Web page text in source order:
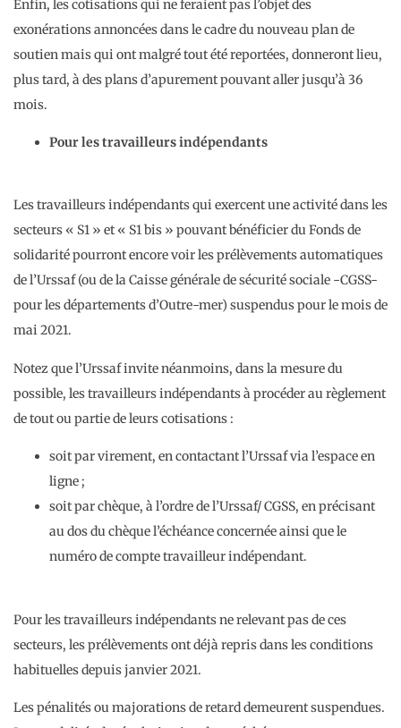
Enfin, les cotisations qui ne feraient pas l’objet des
exonérations annoncées dans le cadre du nouveau plan de
soutien mais qui ont malgré tout été reportées, donneront lieu,
plus tard, à des plans d’apurement pouvant aller jusqu’à 36
mois.
Pour les travailleurs indépendants
Les travailleurs indépendants qui exercent une activité dans les
secteurs « S1 » et « S1 bis » pouvant bénéficier du Fonds de
solidarité pourront encore voir les prélèvements automatiques
de l’Urssaf (ou de la Caisse générale de sécurité sociale -CGSS-
pour les départements d’Outre-mer) suspendus pour le mois de
mai 2021.
Notez que l’Urssaf invite néanmoins, dans la mesure du
possible, les travailleurs indépendants à procéder au règlement
de tout ou partie de leurs cotisations :
soit par virement, en contactant l’Urssaf via l’espace en
ligne ;
soit par chèque, à l’ordre de l’Urssaf/ CGSS, en précisant
au dos du chèque l’échéance concernée ainsi que le
numéro de compte travailleur indépendant.
Pour les travailleurs indépendants ne relevant pas de ces
secteurs, les prélèvements ont déjà repris dans les conditions
habituelles depuis janvier 2021.
Les pénalités ou majorations de retard demeurent suspendues.